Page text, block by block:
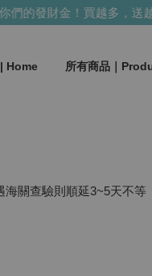
的發財金！買越多，送越
Home 所有商品｜
海關查驗則順延3~5天不等